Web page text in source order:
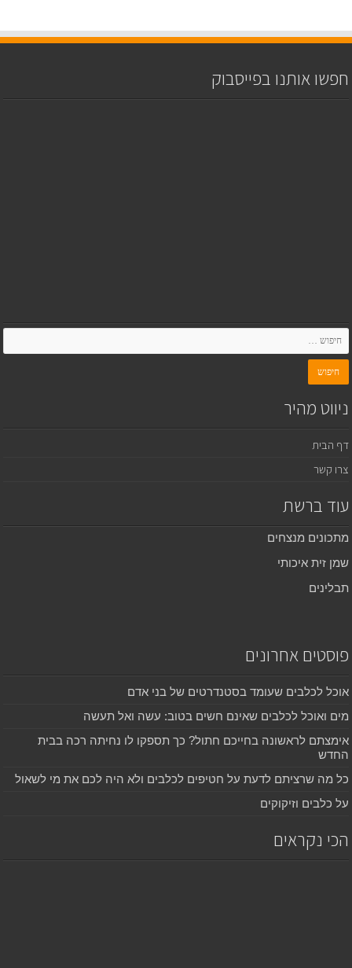
חפשו אותנו בפייסבוק
ניווט מהיר
דף הבית
צרו קשר
עוד ברשת
מתכונים מנצחים
שמן זית איכותי
תבלינים
פוסטים אחרונים
אוכל לכלבים שעומד בסטנדרטים של בני אדם
מים ואוכל לכלבים שאינם חשים בטוב: עשה ואל תעשה
אימצתם לראשונה בחייכם חתול? כך תספקו לו נחיתה רכה בבית
החדש
כל מה שרציתם לדעת על חטיפים לכלבים ולא היה לכם את מי לשאול
על כלבים וזיקוקים
הכי נקראים